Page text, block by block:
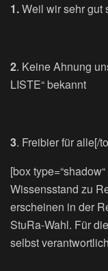
1.Weil wir sehr gut
2. Keine Ahnung
LISTE“ bekannt
3. Freibier für alle[/
[box
Wissensstand zu
erscheinen in der
StuRa-Wahl. Für
selbst